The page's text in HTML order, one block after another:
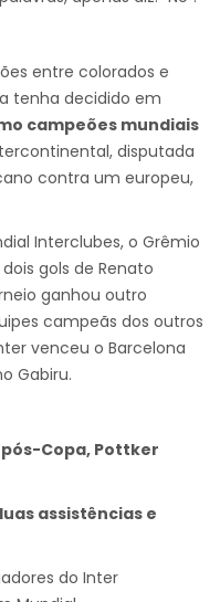
entre colorados e
tenha decidido em
campeões mundiais
disputada
contra um europeu,
Interclubes, o Grêmio
gols de Renato
ganhou outro
campeãs dos outros
venceu o Barcelona
Gabiru.
Copa, Pottker
assistências e
do Inter